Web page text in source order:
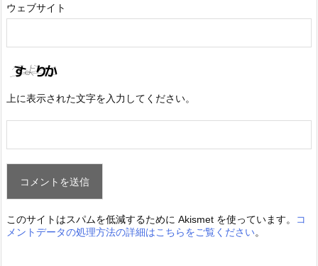
ウェブサイト
上に表示された文字を入力してください。
このサイトはスパムを低減するために Akismet を使っています。
コ
メントデータの処理方法の詳細はこちらをご覧ください。